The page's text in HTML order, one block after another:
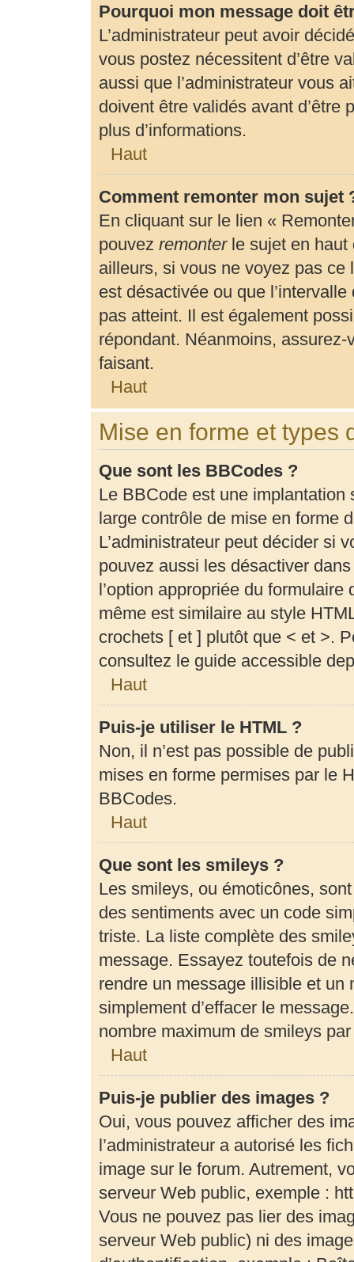
Pourquoi mon message doit
L’administrateur peut avoir
vous postez nécessitent d’être
aussi que l’administrateur vous
doivent être validés avant d’être
plus d’informations.
Haut
Comment remonter mon sujet
En cliquant sur le lien «
pouvez remonterle sujet en haut
ailleurs, si vous ne voyez pas
est désactivée ou que
pas atteint. Il est également
répondant. Néanmoins,
faisant.
Haut
Mise en forme et types
Que sont les BBCodes ?
Le BBCode est une
large contrôle de mise en forme
L’administrateur peut décider si
pouvez aussi les désactiver
l’option appropriée du
même est similaire au style
crochets [ et ] plutôt que < et >.
consultez le guide accessible
Haut
Puis-je utiliser le HTML ?
Non, il n’est pas possible de
mises en forme permises par le
BBCodes.
Haut
Que sont les smileys ?
Les smileys, ou émoticônes,
des sentiments avec un code
triste. La liste complète des
message. Essayez toutefois de
rendre un message illisible et un
simplement d’effacer le
nombre maximum de smileys
Haut
Puis-je publier des images ?
Oui, vous pouvez afficher des
l’administrateur a autorisé les
image sur le forum. Autrement,
serveur Web public, exemple :
Vous ne pouvez pas lier des
serveur Web public) ni des